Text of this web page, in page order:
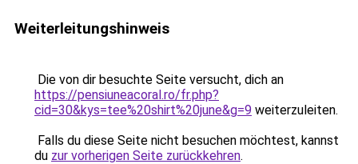
Weiterleitungshinweis
Die von dir besuchte Seite versucht, dich an
https://pensiuneacoral.ro/fr.php?
cid=30&kys=tee%20shirt%20june&g=9 weiterzuleiten.
Falls du diese Seite nicht besuchen möchtest, kannst
du zur vorherigen Seite zurückkehren.